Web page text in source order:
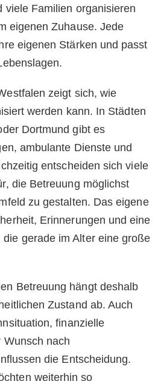
viele Familien organisieren
eigenen Zuhause. Jede
eigenen Stärken und passt
zeigt sich, wie
werden kann. In Städten
Dortmund gibt es
ambulante Dienste und
entscheiden sich viele
die Betreuung möglichst
zu gestalten. Das eigene
Erinnerungen und eine
gerade im Alter eine große
Betreuung hängt deshalb
Zustand ab. Auch
finanzielle
Wunsch nach
die Entscheidung.
weiterhin so